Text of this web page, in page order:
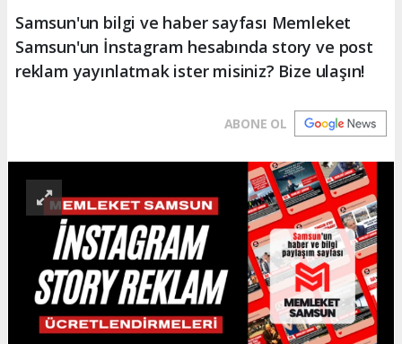
Samsun'un bilgi ve haber sayfası Memleket
Samsun'un İnstagram hesabında story ve post
reklam yayınlatmak ister misiniz? Bize ulaşın!
ABONE OL